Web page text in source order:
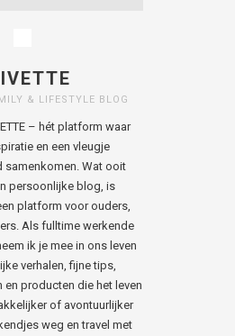
& LIFESTYLE BLOG
– hét platform waar
en een vleugje
samenkomen. Wat ooit
persoonlijke blog, is
platform voor ouders,
Als fulltime werkende
ik je mee in ons leven
verhalen, fijne tips,
producten die het leven
of avontuurlijker
weg en travel met